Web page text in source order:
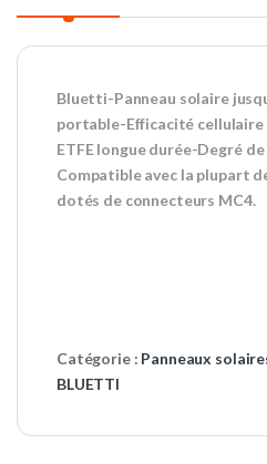
Bluetti-Panneau solaire
portable-Efficacité cellulaire
ETFE longue durée-Degré
Compatible avec la plupart
dotés de connecteurs MC4.
Catégorie : Panneaux
BLUETTI